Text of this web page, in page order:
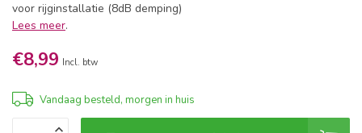
voor rijginstallatie (8dB demping)
Lees meer.
€8,99 Incl. btw
Vandaag besteld, morgen in huis